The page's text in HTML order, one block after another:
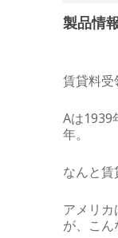
製品情
賃貸料受
Aは1939
年。
なんと賃
アメリ
が、こ